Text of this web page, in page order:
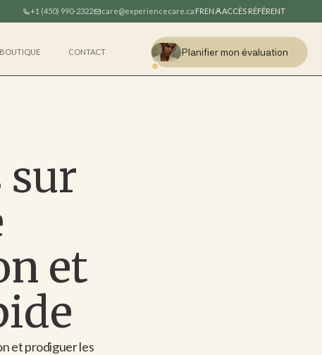
+1 (450) 990-2322 care@experiencecare.ca FREN ACCÈS RÉFÉRENT
BOUTIQUE CONTACT Planifier mon évaluation
sur
et
et prodiguer les